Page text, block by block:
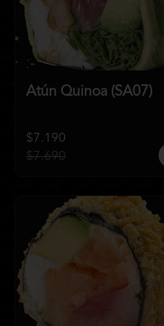
Atún Quinoa (SA07)
$7.190
$7.690